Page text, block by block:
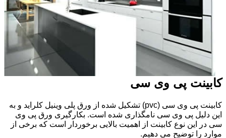
کابینت پی وی سی
کابینت پی وی سی (pvc) تشکیل شده از ورق پلی وینیل کلراید و به
این دلیل پی وی سی نامگذاری شده است. بکارگیری ورق پی وی
سی در این نوع کابینت از اهمیت بالایی برخوردار است که برخی از
موارد را توضیح می دهیم.